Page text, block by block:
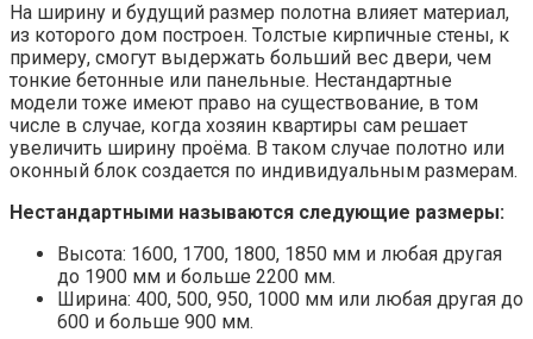
На ширину и будущий размер полотна влияет материал,
из которого дом построен. Толстые кирпичные стены, к
примеру, смогут выдержать больший вес двери, чем
тонкие бетонные или панельные. Нестандартные
модели тоже имеют право на существование, в том
числе в случае, когда хозяин квартиры сам решает
увеличить ширину проёма. В таком случае полотно или
оконный блок создается по индивидуальным размерам.
Нестандартными называются следующие размеры:
Высота: 1600, 1700, 1800, 1850 мм и любая другая
до 1900 мм и больше 2200 мм.
Ширина: 400, 500, 950, 1000 мм или любая другая до
600 и больше 900 мм.